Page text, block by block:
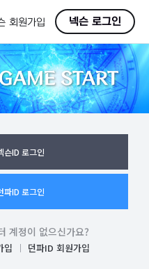
회원가입 넥슨 로그인
START
슨ID 로그인
파ID 로그인
계정이 없으신가요?
입 던파ID 회원가입